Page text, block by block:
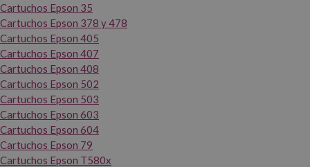
Cartuchos Epson 35
Cartuchos Epson 378 y 478
Cartuchos Epson 405
Cartuchos Epson 407
Cartuchos Epson 408
Cartuchos Epson 502
Cartuchos Epson 503
Cartuchos Epson 603
Cartuchos Epson 604
Cartuchos Epson 79
Cartuchos Epson T580x